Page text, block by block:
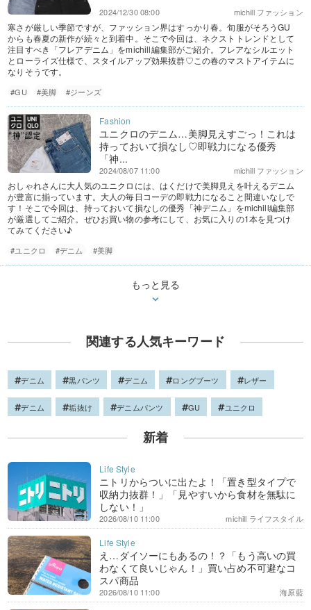
michill ファッション
2024/12/30 08:00
寒さが厳しい季節ですが、ファッション界はすっかり春。旬服がそろうGU
からも春夏の新作が続々と到着中。そこで今回は、ネクストトレンドとして
注目すべき「フレアデニム」をmichill編集部がご紹介。フレアなシルエット
とローライズ仕様で、スタイルアップ効果抜群♡この春のマストアイテムに
なりそうです。
#GU #美脚 #ジーンズ
ユニクロのデニム…美脚見えすごっ！これは
持っておいて損なし♡即戦力になる優秀
「神...
michill ファッション
2024/08/07 11:00
おしゃれさんに大人気のユニクロには、はくだけで美脚見えを叶えるデニム
が豊富に揃っています。大人の毎日コーデの即戦力になること間違いなしで
す！そこで今回は、持っておいて損なしの優秀「神デニム」をmichill編集部
が厳選してご紹介。ぜひお買い物の参考にして、お気に入りの1本を見つけ
てみてください♪
#ユニクロ #デニム #美脚
もっと見る
関連する人気キーワード
デニム 黒パンツ デニム ロングブーツ レザー
デニム 垢抜け デニムパンツ GU ユニクロ
新着
ニトリからついに出たよ！「置き型タイプで
収納力抜群！」「見やすいから食材を無駄に
しない！」
michill ライフスタイル
2026/08/10 11:00
え…ダイソーにもあるの！？「もう高いの買
わなくて良いじゃん！」買い占め不可避なコ
スパ商品
海原藍
2026/08/10 11:00